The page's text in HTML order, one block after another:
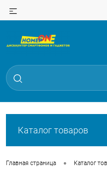
Каталог товаров
Главная страница • Каталог
Для клиентов всех банков
Разбейте
без